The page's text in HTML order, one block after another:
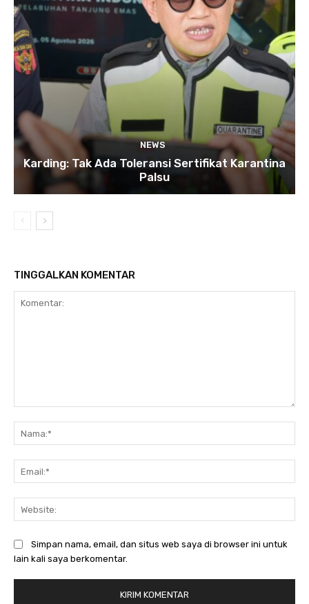
NEWS
Karding: Tak Ada Toleransi Sertifikat Karantina
Palsu
TINGGALKAN KOMENTAR
Simpan nama, email, dan situs web saya di browser ini untuk
lain kali saya berkomentar.